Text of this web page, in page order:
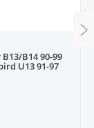
B14 90-99
U13 91-97